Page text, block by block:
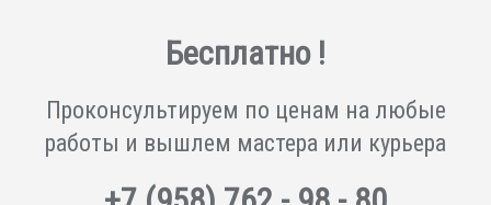
Бесплатно !
Проконсультируем по ценам на любые
работы и вышлем мастера или курьера